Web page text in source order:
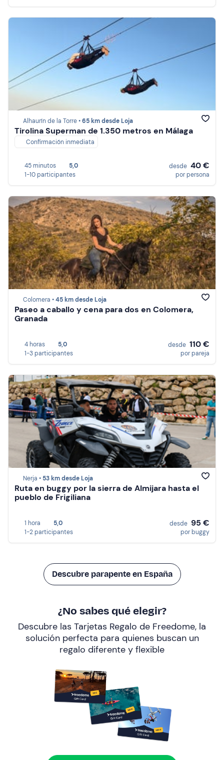
Alhaurín de la Torre •65 km desde Loja
Tirolina Superman de 1.350 metros en Málaga
Confirmación inmediata
45 minutos
5,0
1-10 participantes
desde 40 €
por persona
Colomera •45 km desde Loja
Paseo a caballo y cena para dos en Colomera,
Granada
4 horas
5,0
1-3 participantes
desde 110 €
por pareja
Nerja • 53 km desde Loja
Ruta en buggy por la sierra de Almijara hasta el
pueblo de Frigiliana
1 hora
5,0
1-2 participantes
desde 95 €
por buggy
Descubre parapente en España
¿No sabes qué elegir?
Descubre las Tarjetas Regalo de Freedome, la
solución perfecta para quienes buscan un
regalo diferente y flexible